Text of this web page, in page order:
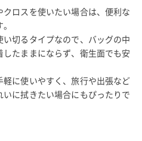
ロスを使いたい場合は、便利な
切るタイプなので、バッグの中
たままにならず、衛生面でも安
に使いやすく、旅行や出張など
に拭きたい場合にもぴったりで